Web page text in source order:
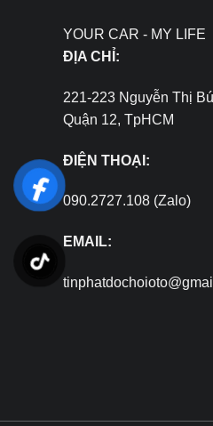
YOUR CAR - MY LIFE
ĐỊA CHỈ:
221-223 Nguyễn Thị
Quận 12, TpHCM
ĐIỆN THOẠI:
090.2727.108 (Zalo)
EMAIL: